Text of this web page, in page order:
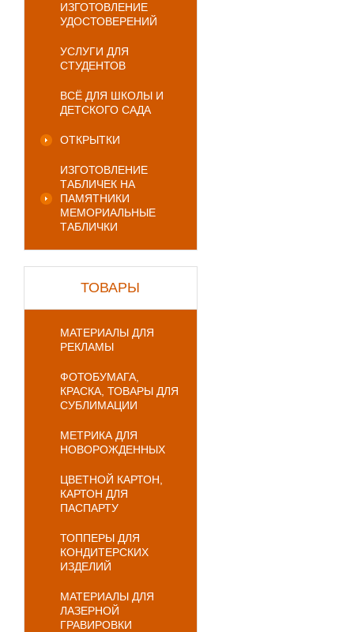
ИЗГОТОВЛЕНИЕ
УДОСТОВЕРЕНИЙ
УСЛУГИ ДЛЯ
СТУДЕНТОВ
ВСЁ ДЛЯ ШКОЛЫ И
ДЕТСКОГО САДА
ОТКРЫТКИ
ИЗГОТОВЛЕНИЕ
ТАБЛИЧЕК НА
ПАМЯТНИКИ
МЕМОРИАЛЬНЫЕ
ТАБЛИЧКИ
ТОВАРЫ
МАТЕРИАЛЫ ДЛЯ
РЕКЛАМЫ
ФОТОБУМАГА,
КРАСКА, ТОВАРЫ ДЛЯ
СУБЛИМАЦИИ
МЕТРИКА ДЛЯ
НОВОРОЖДЕННЫХ
ЦВЕТНОЙ КАРТОН,
КАРТОН ДЛЯ
ПАСПАРТУ
ТОППЕРЫ ДЛЯ
КОНДИТЕРСКИХ
ИЗДЕЛИЙ
МАТЕРИАЛЫ ДЛЯ
ЛАЗЕРНОЙ
ГРАВИРОВКИ